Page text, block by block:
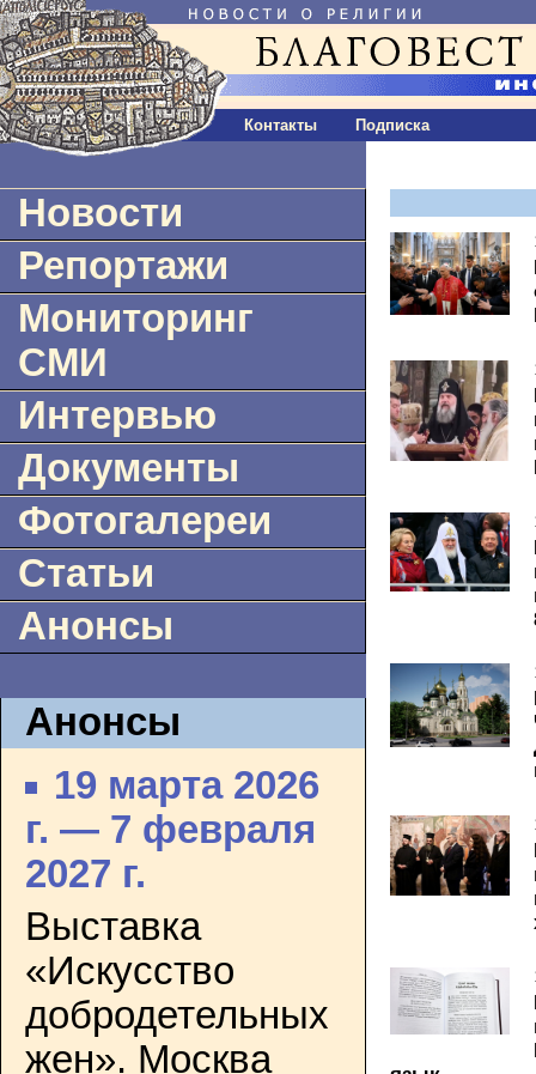
Контакты Подписка
Новости
Репортажи
Мониторинг
СМИ
Интервью
Документы
Фотогалереи
Статьи
Анонсы
Анонсы
19 марта 2026
г. — 7 февраля
2027 г.
Выставка
«Искусство
добродетельных
жен». Москва